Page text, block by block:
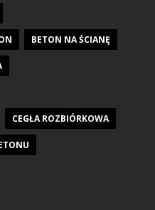
BETON NA ŚCIANĘ
CEGŁA ROZBIÓRKOWA